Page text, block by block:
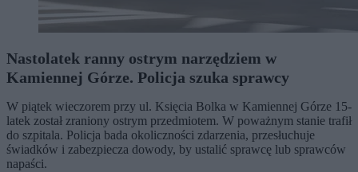
Nastolatek ranny ostrym narzędziem w
Kamiennej Górze. Policja szuka sprawcy
W piątek wieczorem przy ul. Księcia Bolka w Kamiennej Górze 15-
latek został zraniony ostrym przedmiotem. W poważnym stanie trafił
do szpitala. Policja bada okoliczności zdarzenia, przesłuchuje
świadków i zabezpiecza dowody, by ustalić sprawcę lub sprawców
napaści.